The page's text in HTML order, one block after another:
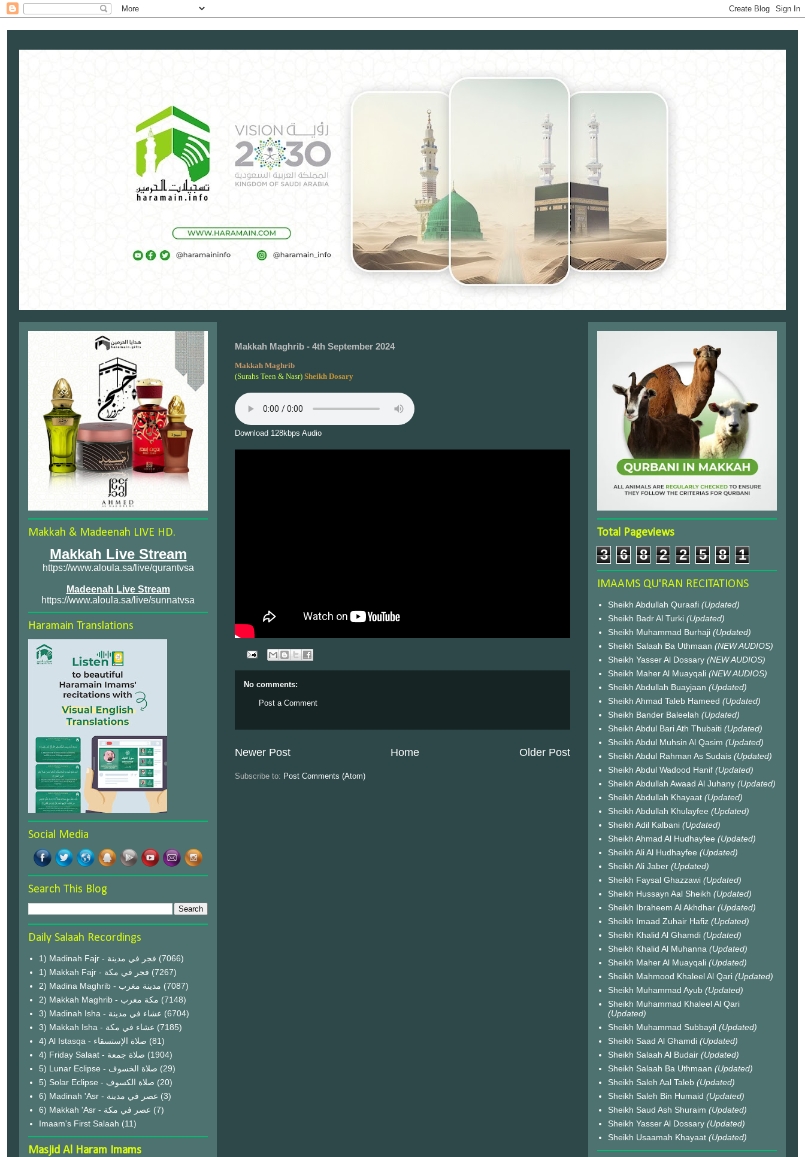
Makkah Maghrib - 4th September 2024
Makkah Maghrib
(Surahs Teen & Nasr) Sheikh Dosary
Download 128kbps Audio
No comments:
Post a Comment
Newer Post Older Post
Home
Subscribe to: Post Comments (Atom)
Makkah & Madeenah LIVE HD.
Makkah Live Stream
https://www.aloula.sa/live/qurantvsa
Madeenah Live Stream
https://www.aloula.sa/live/sunnatvsa
Haramain Translations
Social Media
Search This Blog
Daily Salaah Recordings
1) Madinah Fajr - فجر في مدينة (7066)
1) Makkah Fajr - فجر في مكة (7267)
2) Madina Maghrib - مدينة مغرب (7087)
2) Makkah Maghrib - مكة مغرب (7148)
3) Madinah Isha - عشاء في مدينة (6704)
3) Makkah Isha - عشاء في مكة (7185)
4) Al Istasqa - صلاة الإستسقاء (81)
4) Friday Salaat - صلاة جمعة (1904)
5) Lunar Eclipse - صلاة الخسوف (29)
(20)
6) Madinah 'Asr - عصر في مدينة (3)
6) Makkah 'Asr - عصر في مكة (7)
Imaam's First Salaah (11)
Masjid Al Haram Imams
Total Pageviews
3 6 8 2 2 5 8 1
IMAAMS QU'RAN RECITATIONS
Sheikh Abdullah Quraafi (Updated)
Sheikh Badr Al Turki (Updated)
Sheikh Muhammad Burhaji (Updated)
Sheikh Salaah Ba Uthmaan (NEW AUDIOS)
Sheikh Yasser Al Dossary (NEW AUDIOS)
Sheikh Maher Al Muayqali (NEW AUDIOS)
Sheikh Abdullah Buayjaan (Updated)
Sheikh Ahmad Taleb Hameed (Updated)
Sheikh Bander Baleelah (Updated)
Sheikh Abdul Bari Ath Thubaiti (Updated)
Sheikh Abdul Muhsin Al Qasim (Updated)
Sheikh Abdul Rahman As Sudais (Updated)
Sheikh Abdul Wadood Hanif (Updated)
Sheikh Abdullah Awaad Al Juhany (Updated)
Sheikh Abdullah Khayaat (Updated)
Sheikh Abdullah Khulayfee (Updated)
Sheikh Adil Kalbani (Updated)
Sheikh Ahmad Al Hudhayfee (Updated)
Sheikh Ali Al Hudhayfee (Updated)
Sheikh Ali Jaber (Updated)
Sheikh Faysal Ghazzawi (Updated)
Sheikh Hussayn Aal Sheikh (Updated)
Sheikh Ibraheem Al Akhdhar (Updated)
Sheikh Imaad Zuhair Hafiz (Updated)
Sheikh Khalid Al Ghamdi (Updated)
Sheikh Khalid Al Muhanna (Updated)
Sheikh Maher Al Muayqali (Updated)
Sheikh Mahmood Khaleel Al Qari (Updated)
Sheikh Muhammad Ayub (Updated)
Sheikh Muhammad Khaleel Al Qari
(Updated)
Sheikh Muhammad Subbayil (Updated)
Sheikh Saad Al Ghamdi (Updated)
Sheikh Salaah Al Budair (Updated)
Sheikh Salaah Ba Uthmaan (Updated)
Sheikh Saleh Aal Taleb (Updated)
Sheikh Saleh Bin Humaid (Updated)
Sheikh Saud Ash Shuraim (Updated)
Sheikh Yasser Al Dossary (Updated)
Sheikh Usaamah Khayaat (Updated)